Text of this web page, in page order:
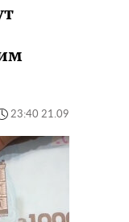
23:40 21.09